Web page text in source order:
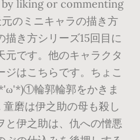
liking or commenting
のミニキャラの描き方
描き方シリーズ15回目に
元です。他のキャラクタ
ジはこちらです。ちょこ
輪郭輪郭をかきま
磨は伊之助の母も殺し
と伊之助は、仇への憎悪